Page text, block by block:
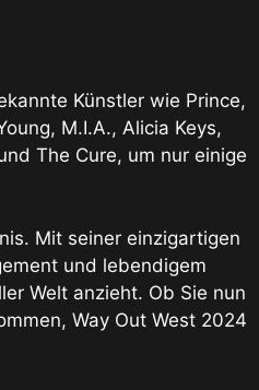
Künstler wie Prince,
M.I.A., Alicia Keys,
The Cure, um nur einige
Mit seiner einzigartigen
und lebendigem
Welt anzieht. Ob Sie nun
Way Out West 2024